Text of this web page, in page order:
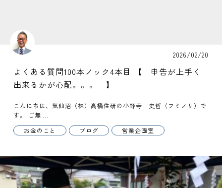
2026/02/20
よくある質問100本ノック4本目 【 申告が上手く
出来るかが心配。。。 】
こんにちは、気仙沼（株）高橋住研の小野寺 史哲（フミノリ）で
す。 ご無 ...
お金のこと
ブログ 営業企画室